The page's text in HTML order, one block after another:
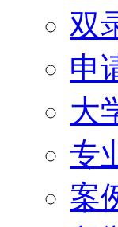
双
申
大
专
案